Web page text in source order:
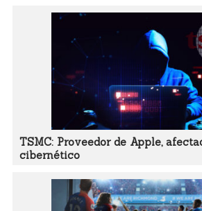
TSMC: Proveedor de Apple,
cibernético